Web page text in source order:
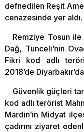
defnedilen Reşit
cenazesinde yer aldı.
Remziye Tosun ile
Dağ, Tunceli’nin
Fikri kod adlı
2018’de
Güvenlik güçleri
kod adlı terörist
Mardin’in Midyat
çadırını ziyaret